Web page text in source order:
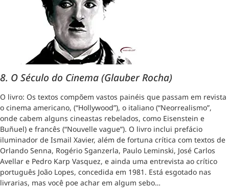
8. O Século do Cinema (Glauber Rocha)
O livro: Os textos compõem vastos painéis que passam em revista
o cinema americano, (“Hollywood”), o italiano (“Neorrealismo”,
onde cabem alguns cineastas rebelados, como Eisenstein e
Buñuel) e francês (“Nouvelle vague”). O livro inclui prefácio
iluminador de Ismail Xavier, além de fortuna crítica com textos de
Orlando Senna, Rogério Sganzerla, Paulo Leminski, José Carlos
Avellar e Pedro Karp Vasquez, e ainda uma entrevista ao crítico
português João Lopes, concedida em 1981. Está esgotado nas
livrarias, mas você poe achar em algum sebo…